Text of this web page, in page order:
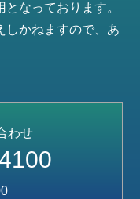
なっております。
しかねますので、あ
わせ